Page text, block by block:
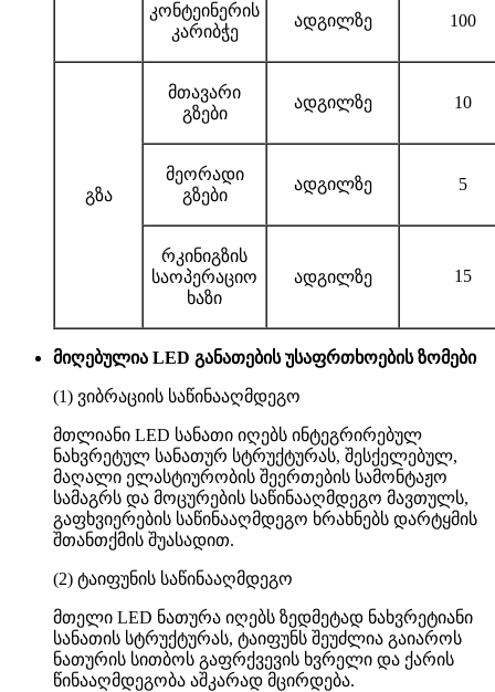
კონტეინერის
კარიბჭე
ადგილზე 100
გზა
მთავარი
გზები
ადგილზე 10
მეორადი
გზები
ადგილზე 5
რკინიგზის
საოპერაციო
ხაზი
ადგილზე 15
მიღებულია LED განათების უსაფრთხოების ზომები
(1) ვიბრაციის საწინააღმდეგო
მთლიანი LED სანათი იღებს ინტეგრირებულ
ნახვრეტულ სანათურ სტრუქტურას, შესქელებულ,
მაღალი ელასტიურობის შეერთების სამონტაჟო
სამაგრს და მოცურების საწინააღმდეგო მავთულს,
გაფხვიერების საწინააღმდეგო ხრახნებს დარტყმის
შთანთქმის შუასადით.
(2) ტაიფუნის საწინააღმდეგო
მთელი LED ნათურა იღებს ზედმეტად ნახვრეტიანი
სანათის სტრუქტურას, ტაიფუნს შეუძლია გაიაროს
ნათურის სითბოს გაფრქვევის ხვრელი და ქარის
წინააღმდეგობა აშკარად მცირდება.